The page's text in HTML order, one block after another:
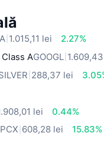
1.015,11 lei
2.27%
AGOOGL
288,37 lei
lei
0.44%
608,28 lei
15.83%